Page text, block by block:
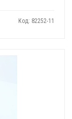
Код: 82252-11